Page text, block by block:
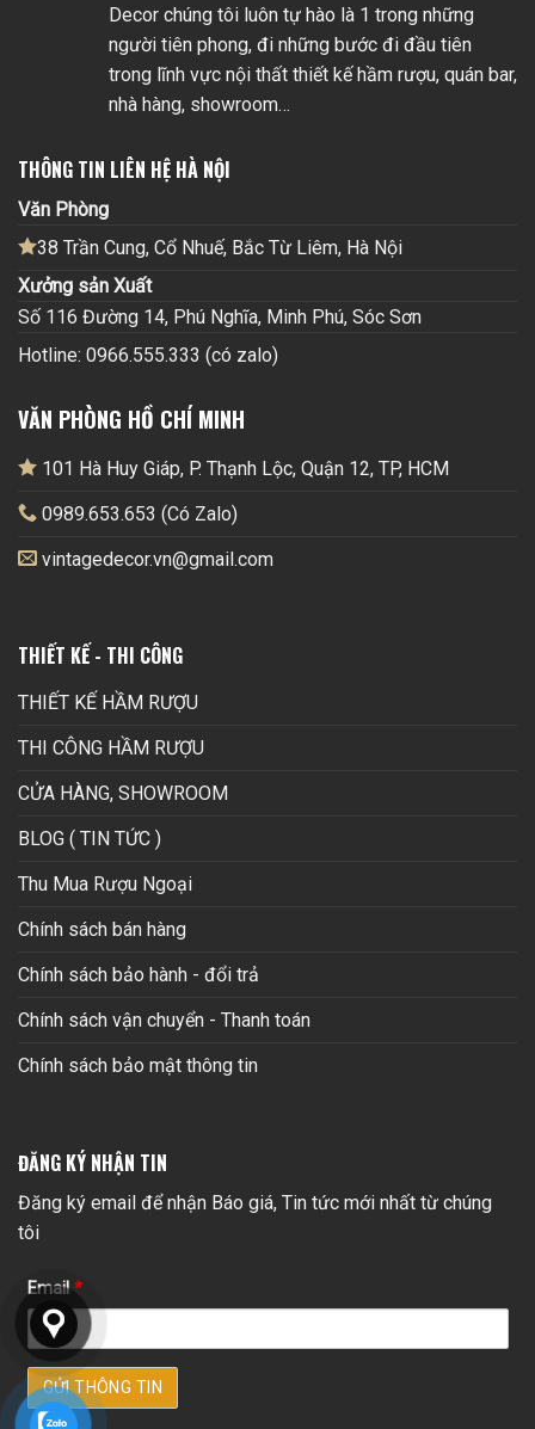
Decor chúng tôi luôn tự hào là 1 trong những
người tiên phong, đi những bước đi đầu tiên
trong lĩnh vực nội thất thiết kế hầm rượu, quán bar,
nhà hàng, showroom…
THÔNG TIN LIÊN HỆ HÀ NỘI
Văn Phòng
38 Trần Cung, Cổ Nhuế, Bắc Từ Liêm, Hà Nội
Xưởng sản Xuất
Số 116 Đường 14, Phú Nghĩa, Minh Phú, Sóc Sơn
Hotline: 0966.555.333 (có zalo)
VĂN PHÒNG HỒ CHÍ MINH
101 Hà Huy Giáp, P. Thạnh Lộc, Quận 12, TP, HCM
0989.653.653 (Có Zalo)
vintagedecor.vn@gmail.com
THIẾT KẾ - THI CÔNG
THIẾT KẾ HẦM RƯỢU
THI CÔNG HẦM RƯỢU
CỬA HÀNG, SHOWROOM
BLOG ( TIN TỨC )
Thu Mua Rượu Ngoại
Chính sách bán hàng
Chính sách bảo hành - đổi trả
Chính sách vận chuyển - Thanh toán
Chính sách bảo mật thông tin
ĐĂNG KÝ NHẬN TIN
Đăng ký email để nhận Báo giá, Tin tức mới nhất từ chúng
tôi
Email *